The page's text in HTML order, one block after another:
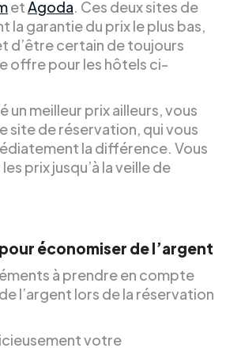
etAgoda. Ces deux sites de
garantie du prix le plus bas,
d’être certain de toujours
offre pour les hôtels ci-
un meilleur prix ailleurs, vous
site de réservation, qui vous
la différence. Vous
prix jusqu’à la veille de
économiser de l’argent
à prendre en compte
l’argent lors de la réservation
votre